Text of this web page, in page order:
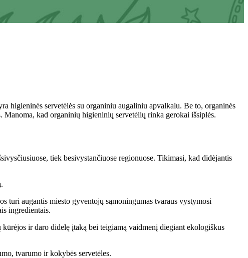
higieninės servetėlės ​​su organiniu augaliniu apvalkalu. Be to, organinės
kad organinių higieninių servetėlių rinka gerokai išsiplės.
tiek besivystančiuose regionuose. Tikimasi, kad didėjantis
turi augantis miesto gyventojų sąmoningumas tvaraus vystymosi
ingredientais.
ir daro didelę įtaką bei teigiamą vaidmenį diegiant ekologiškus
tvarumo ir kokybės servetėles.